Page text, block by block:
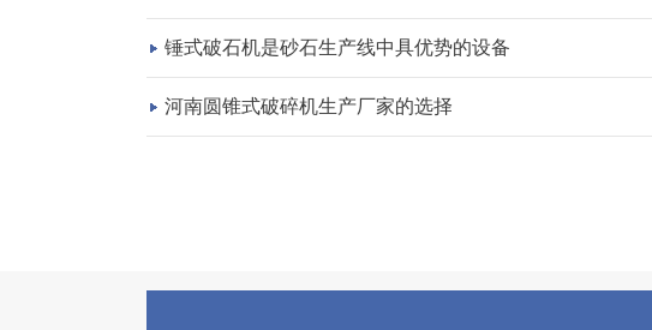
锤式破石机是砂石生产线中具优势的设备
河南圆锥式破碎机生产厂家的选择